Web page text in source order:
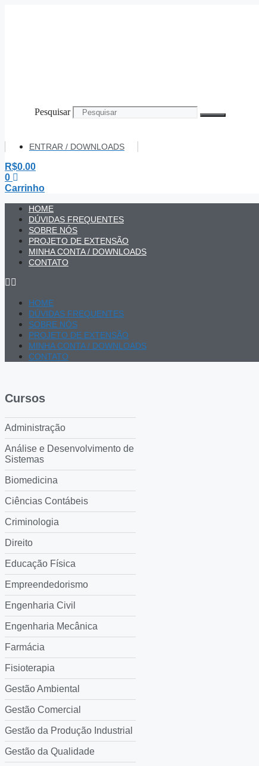
Pesquisar
ENTRAR / DOWNLOADS
R$0.00
0
Carrinho
HOME
DÚVIDAS FREQUENTES
SOBRE NÓS
PROJETO DE EXTENSÃO
MINHA CONTA / DOWNLOADS
CONTATO
HOME
DÚVIDAS FREQUENTES
SOBRE NÓS
PROJETO DE EXTENSÃO
MINHA CONTA / DOWNLOADS
CONTATO
Cursos
Administração
Análise e Desenvolvimento de
Sistemas
Biomedicina
Ciências Contábeis
Criminologia
Direito
Educação Física
Empreendedorismo
Engenharia Civil
Engenharia Mecânica
Farmácia
Fisioterapia
Gestão Ambiental
Gestão Comercial
Gestão da Produção Industrial
Gestão da Qualidade